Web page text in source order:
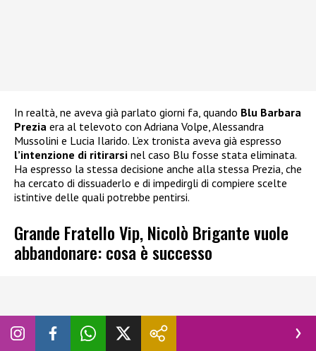
In realtà, ne aveva già parlato giorni fa, quando Blu Barbara
Prezia era al televoto con Adriana Volpe, Alessandra
Mussolini e Lucia Ilarido. L’ex tronista aveva già espresso
l’intenzione di ritirarsi nel caso Blu fosse stata eliminata.
Ha espresso la stessa decisione anche alla stessa Prezia, che
ha cercato di dissuaderlo e di impedirgli di compiere scelte
istintive delle quali potrebbe pentirsi.
Grande Fratello Vip, Nicolò Brigante vuole
abbandonare: cosa è successo